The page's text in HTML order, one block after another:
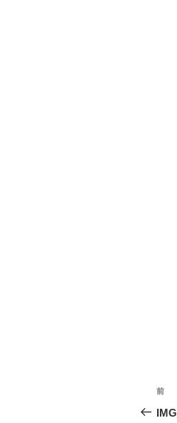
投
稿
前
の
前